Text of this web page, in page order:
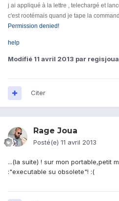
j ai appliqué à la lettre , telechargé et
c'est rootémais quand je tape la
Permission denied!
help
Modifié 11 avril 2013 par
Citer
Rage Joua
Posté(e) 11 avril 2013
...(la suite) ! sur mon portable,petit
:"executable su obsolete"! :(